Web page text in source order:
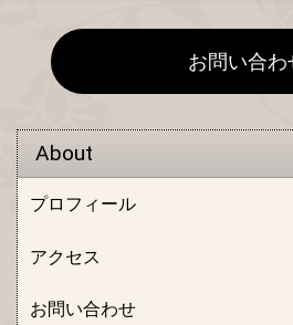
お問い合わ
About
プロフィール
アクセス
お問い合わせ